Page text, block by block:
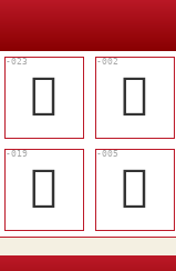
󱋉 𠉦
󱋅 󱊾